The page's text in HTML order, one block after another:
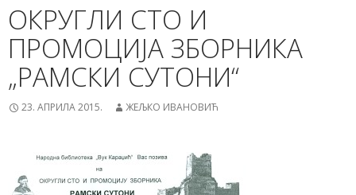
ОКРУГЛИ СТО И
ПРОМОЦИЈА ЗБОРНИКА
„РАМСКИ СУТОНИ“
23. АПРИЛА 2015. ЖЕЉКО ИВАНОВИЋ